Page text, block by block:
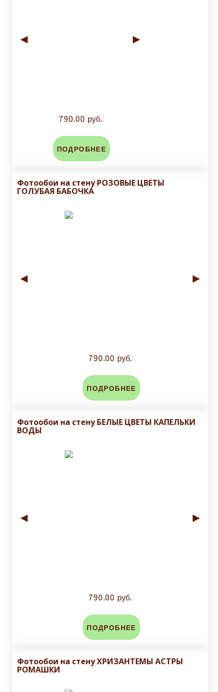
◄ ►
790.00 руб.
ПОДРОБНЕЕ
Фотообои на стену РОЗОВЫЕ ЦВЕТЫ
ГОЛУБАЯ БАБОЧКА
◄ ►
790.00 руб.
ПОДРОБНЕЕ
Фотообои на стену БЕЛЫЕ ЦВЕТЫ КАПЕЛЬКИ
ВОДЫ
◄ ►
790.00 руб.
ПОДРОБНЕЕ
Фотообои на стену ХРИЗАНТЕМЫ АСТРЫ
РОМАШКИ